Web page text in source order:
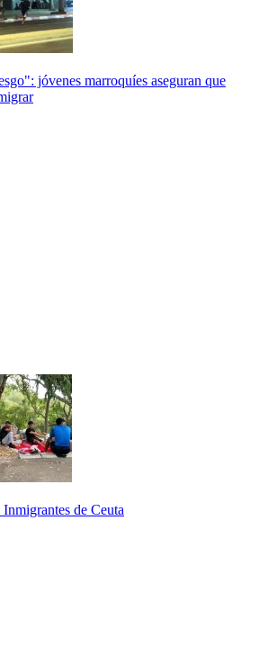
jóvenes marroquíes aseguran que
de Ceuta